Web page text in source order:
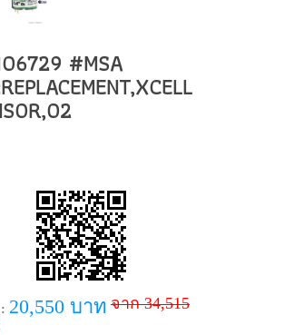
#MSA
20,550 บาท จาก 34,515